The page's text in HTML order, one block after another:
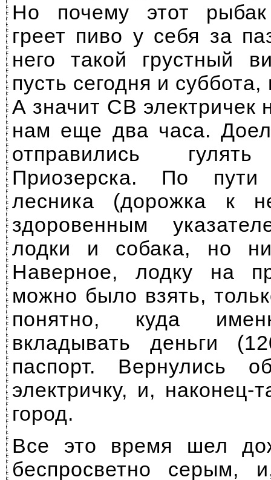
Но почему этот
греет пиво у себя за
него такой грустный
пусть сегодня и
А значит СВ электричек
нам еще два часа.
отправились
Приозерска. По
лесника (дорожка к
здоровенным
лодки и собака, но
Наверное, лодку на
можно было взять,
понятно, куда
вкладывать деньги
паспорт. Вернулись
электричку, и, наконец-
город.
Все это время шел
беспросветно серым,